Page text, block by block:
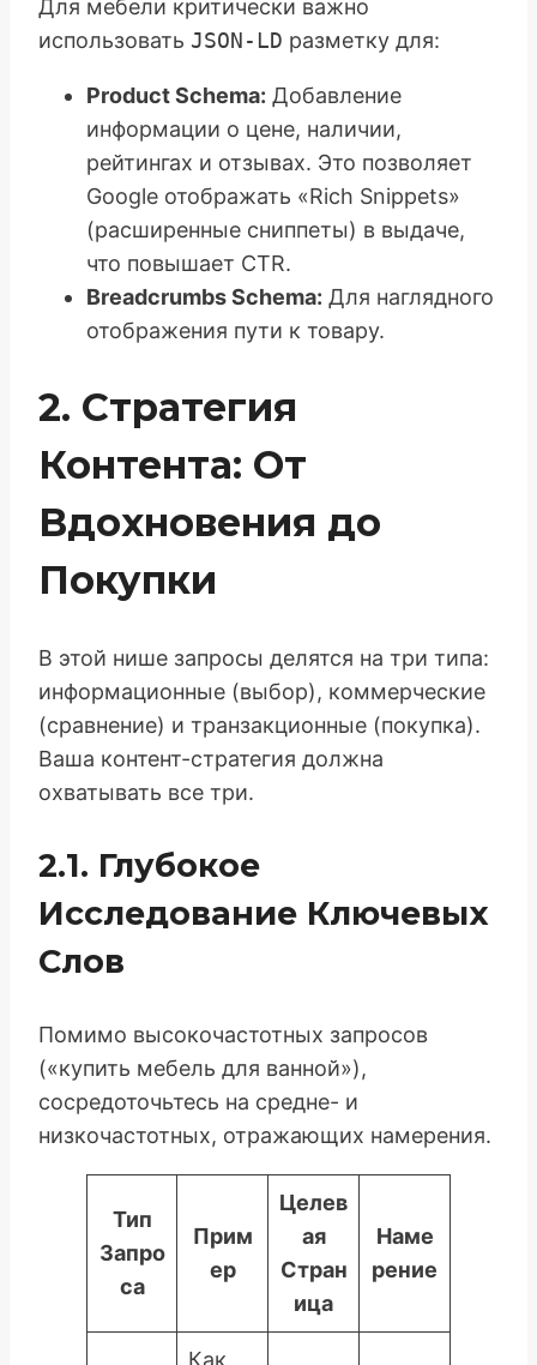
Для мебели критически важно
использовать JSON-LD разметку для:
Product Schema: Добавление
информации о цене, наличии,
рейтингах и отзывах. Это позволяет
Google отображать «Rich Snippets»
(расширенные сниппеты) в выдаче,
что повышает CTR.
Breadcrumbs Schema: Для наглядного
отображения пути к товару.
2. Стратегия
Контента: От
Вдохновения до
Покупки
В этой нише запросы делятся на три типа:
информационные (выбор), коммерческие
(сравнение) и транзакционные (покупка).
Ваша контент-стратегия должна
охватывать все три.
2.1. Глубокое
Исследование Ключевых
Слов
Помимо высокочастотных запросов
(«купить мебель для ванной»),
сосредоточьтесь на средне- и
низкочастотных, отражающих намерения.
Тип
Запро
са
Прим
ер
Целев
ая
Стран
ица
Наме
рение
Как